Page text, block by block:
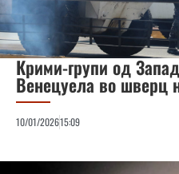
Крими-групи од
Венецуела во шверц
10/01/202615:09